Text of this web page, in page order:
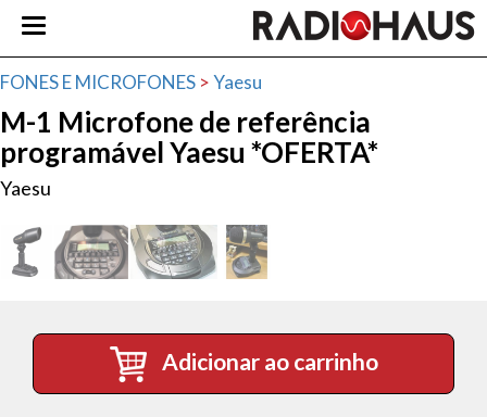
FONES E MICROFONES >Yaesu
M-1 Microfone de referência
programável Yaesu *OFERTA*
Yaesu
Adicionar ao carrinho